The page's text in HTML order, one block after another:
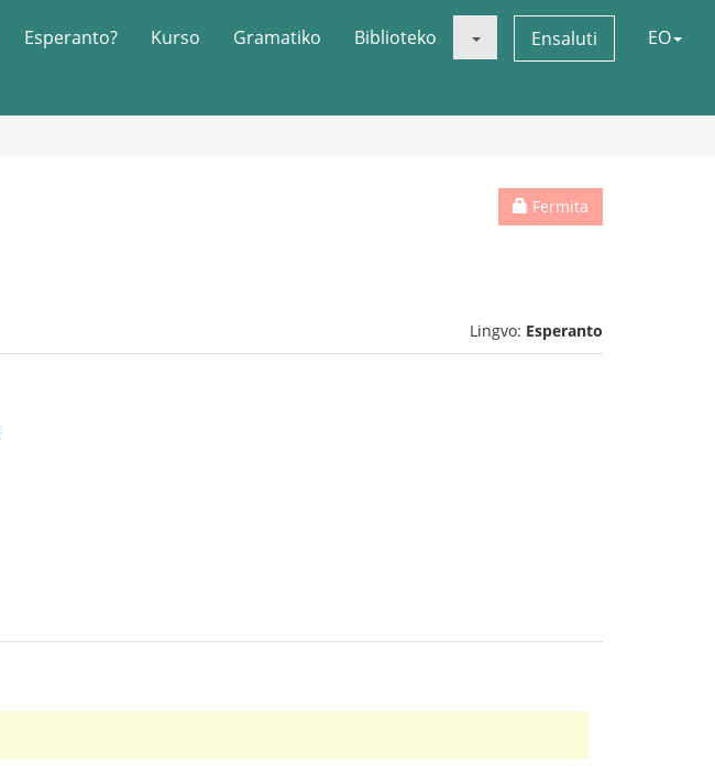
Esperanto? Kurso Gramatiko Biblioteko Ensaluti EO
Fermita
Lingvo: Esperanto